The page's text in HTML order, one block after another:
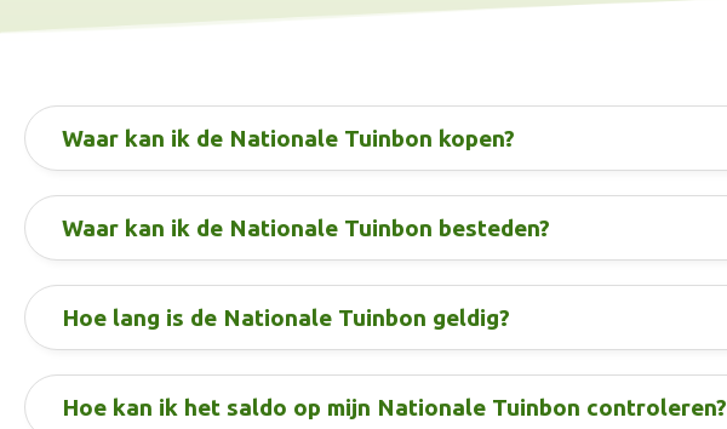
Waar kan ik de Nationale Tuinbon kopen?
Waar kan ik de Nationale Tuinbon besteden?
Hoe lang is de Nationale Tuinbon geldig?
Hoe kan ik het saldo op mijn Nationale Tuinbon controleren?